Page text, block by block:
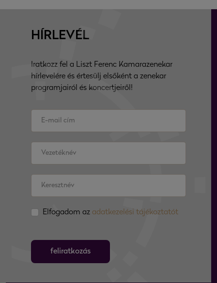
HÍRLEVÉL
Iratkozz fel a Liszt Ferenc Kamarazenekar
hírlevelére és értesülj elsőként a zenekar
programjairól és koncertjeiről!
Elfogadom az adatkezelési tájékoztatót
feliratkozás